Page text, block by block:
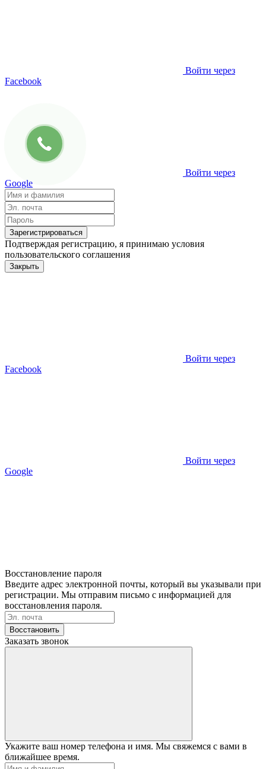
Войти через
Facebook
Войти через
Google
Зарегистрироваться
Подтверждая регистрацию, я принимаю условия
пользовательского соглашения
Закрыть
Войти через
Facebook
Войти через
Google
Восстановление пароля
Введите адрес электронной почты, который вы указывали при
регистрации. Мы отправим письмо с информацией для
восстановления пароля.
Восстановить
Заказать звонок
Укажите ваш номер телефона и имя. Мы свяжемся с вами в
ближайшее время.